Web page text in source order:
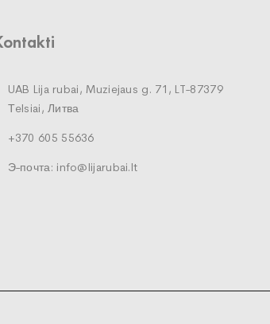
UAB Lija rubai, Muziejaus g. 71, LT-87379
Тelsiai, Литва
+370 605 55636
Э-почта: info@lijarubai.lt